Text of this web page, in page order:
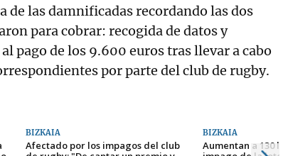
de las damnificadas recordando las dos
para cobrar: recogida de datos y
pago de los 9.600 euros tras llevar a cabo
por parte del club de rugby.
BIZKAIA
Afectado por los impagos del club
BIZKAIA
Aumentan a 130